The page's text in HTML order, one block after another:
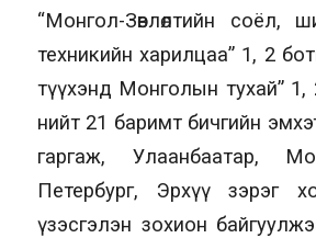
“Монгол-Зөвлөлтийн соёл,
техникийн харилцаа” 1, 2
түүхэнд Монголын тухай” 1,
нийт 21 баримт бичгийн
гаргаж, Улаанбаатар,
Петербург, Эрхүү зэрэг
үзэсгэлэн зохион